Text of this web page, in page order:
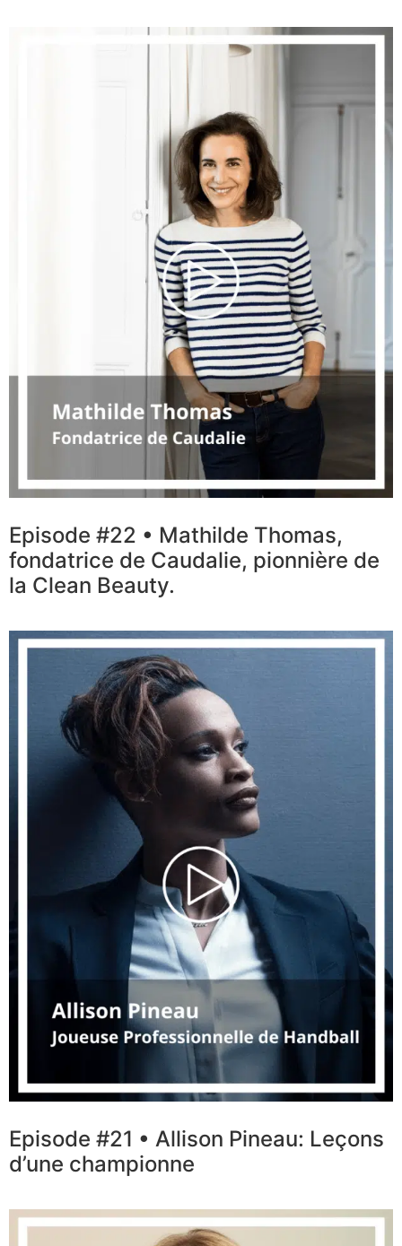
Episode #22 • Mathilde Thomas,
fondatrice de Caudalie, pionnière de
la Clean Beauty.
Episode #21 • Allison Pineau: Leçons
d’une championne